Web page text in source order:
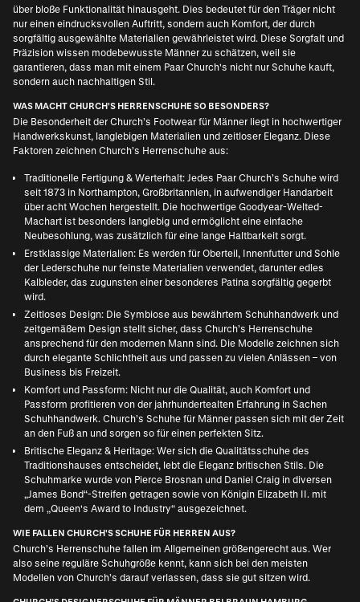
über bloße Funktionalität hinausgeht. Dies bedeutet für den Träger nicht
nur einen eindrucksvollen Auftritt, sondern auch Komfort, der durch
sorgfältig ausgewählte Materialien gewährleistet wird. Diese Sorgfalt und
Präzision wissen modebewusste Männer zu schätzen, weil sie
garantieren, dass man mit einem Paar Church's nicht nur Schuhe kauft,
sondern auch nachhaltigen Stil.
WAS MACHT CHURCH'S HERRENSCHUHE SO BESONDERS?
Die Besonderheit der Church’s Footwear für Männer liegt in hochwertiger
Handwerkskunst, langlebigen Materialien und zeitloser Eleganz. Diese
Faktoren zeichnen Church’s Herrenschuhe aus:
Traditionelle Fertigung & Werterhalt: Jedes Paar Church’s Schuhe wird
seit 1873 in Northampton, Großbritannien, in aufwendiger Handarbeit
über acht Wochen hergestellt. Die hochwertige Goodyear-Welted-
Machart ist besonders langlebig und ermöglicht eine einfache
Neubesohlung, was zusätzlich für eine lange Haltbarkeit sorgt.
Erstklassige Materialien: Es werden für Oberteil, Innenfutter und Sohle
der Lederschuhe nur feinste Materialien verwendet, darunter edles
Kalbleder, das zugunsten einer besonderes Patina sorgfältig gegerbt
wird.
Zeitloses Design: Die Symbiose aus bewährtem Schuhhandwerk und
zeitgemäßem Design stellt sicher, dass Church’s Herrenschuhe
ansprechend für den modernen Mann sind. Die Modelle zeichnen sich
durch elegante Schlichtheit aus und passen zu vielen Anlässen – von
Business bis Freizeit.
Komfort und Passform: Nicht nur die Qualität, auch Komfort und
Passform profitieren von der jahrhundertealten Erfahrung in Sachen
Schuhhandwerk. Church’s Schuhe für Männer passen sich mit der Zeit
an den Fuß an und sorgen so für einen perfekten Sitz.
Britische Eleganz & Heritage: Wer sich die Qualitätsschuhe des
Traditionshauses entscheidet, lebt die Eleganz britischen Stils. Die
Schuhmarke wurde von Pierce Brosnan und Daniel Craig in diversen
„James Bond“-Streifen getragen sowie von Königin Elizabeth II. mit
dem „Queen's Award to Industry“ ausgezeichnet.
WIE FALLEN CHURCH'S SCHUHE FÜR HERREN AUS?
Church’s Herrenschuhe fallen im Allgemeinen größengerecht aus. Wer
also seine reguläre Schuhgröße kennt, kann sich bei den meisten
Modellen von Church’s darauf verlassen, dass sie gut sitzen wird.